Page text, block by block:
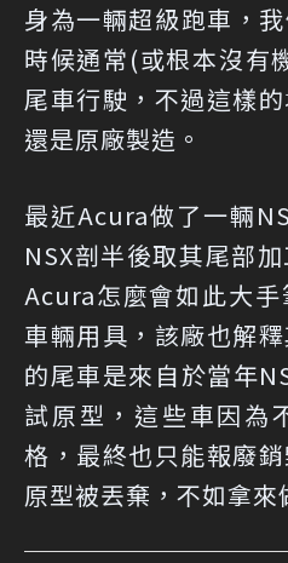
身為一輛超級跑車，
時候通常(或根本沒有
尾車行駛，不過這樣
還是原廠製造。
最近Acura做了一輛
NSX剖半後取其尾部
Acura怎麼會如此大
車輛用具，該廠也解
的尾車是來自於當年
試原型，這些車因為
格，最終也只能報廢
原型被丟棄，不如拿來